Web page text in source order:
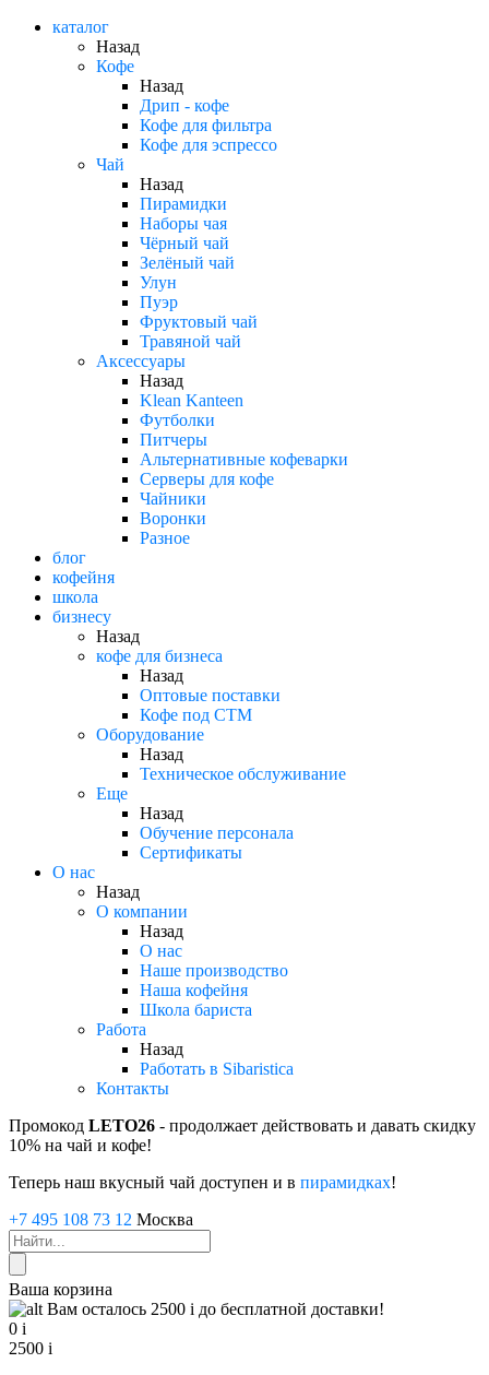
каталог
Назад
Кофе
Назад
Дрип - кофе
Кофе для фильтра
Кофе для эспрессо
Чай
Назад
Пирамидки
Наборы чая
Чёрный чай
Зелёный чай
Улун
Пуэр
Фруктовый чай
Травяной чай
Аксессуары
Назад
Klean Kanteen
Футболки
Питчеры
Альтернативные кофеварки
Серверы для кофе
Чайники
Воронки
Разное
блог
кофейня
школа
бизнесу
Назад
кофе для бизнеса
Назад
Оптовые поставки
Кофе под СТМ
Оборудование
Назад
Техническое обслуживание
Еще
Назад
Обучение персонала
Сертификаты
О нас
Назад
O компании
Назад
О нас
Наше производство
Наша кофейня
Школа бариста
Работа
Назад
Работать в Sibaristica
Контакты
Промокод LETO26 - продолжает действовать и давать скидку
10% на чай и кофе!
Теперь наш вкусный чай доступен и в пирамидках!
+7 495 108 73 12 Москва
Ваша корзина
Вам осталось 2500 i до бесплатной доставки!
0 i
2500 i